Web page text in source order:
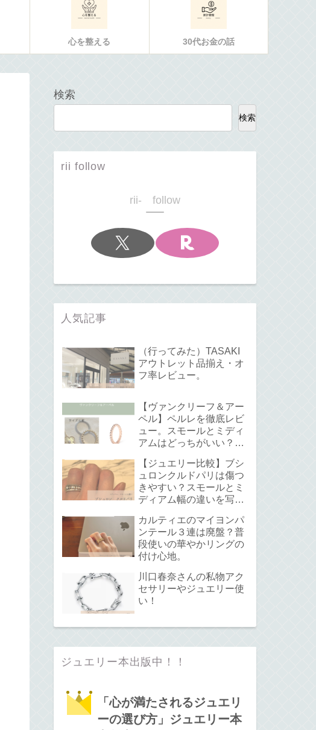
心を整える 30代お金の話
検索
検索
rii follow
rii- follow
人気記事
（行ってみた）TASAKI
アウトレット品揃え・オ
フ率レビュー。
【ヴァンクリーフ＆アー
ペル】ペルレを徹底レビ
ュー。スモールとミディ
アムはどっちがいい？サ
て。
【ジュエリー比較】ブシ
ュロンクルドパリは傷つ
きやすい？スモールとミ
ディアム幅の違いを写真
カルティエのマイヨンパ
ンテール３連は廃盤？普
段使いの華やかリングの
付け心地。
川口春奈さんの私物アク
セサリーやジュエリー使
い！
ジュエリー本出版中！！
「心が満たされるジュエリ
ーの選び方」ジュエリー本